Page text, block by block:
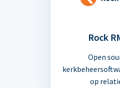
Rock
Open
op